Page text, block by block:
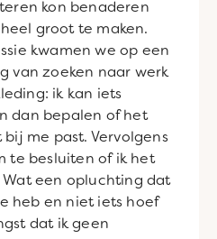
kon benaderen
groot te maken.
kwamen we op een
van zoeken naar werk
ik kan iets
dan bepalen of het
me past. Vervolgens
te besluiten of ik het
een opluchting dat
heb en niet iets hoef
dat ik geen